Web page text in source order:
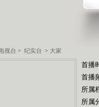
视台 > 纪实台 > 大家
首播
首播
所属
所属